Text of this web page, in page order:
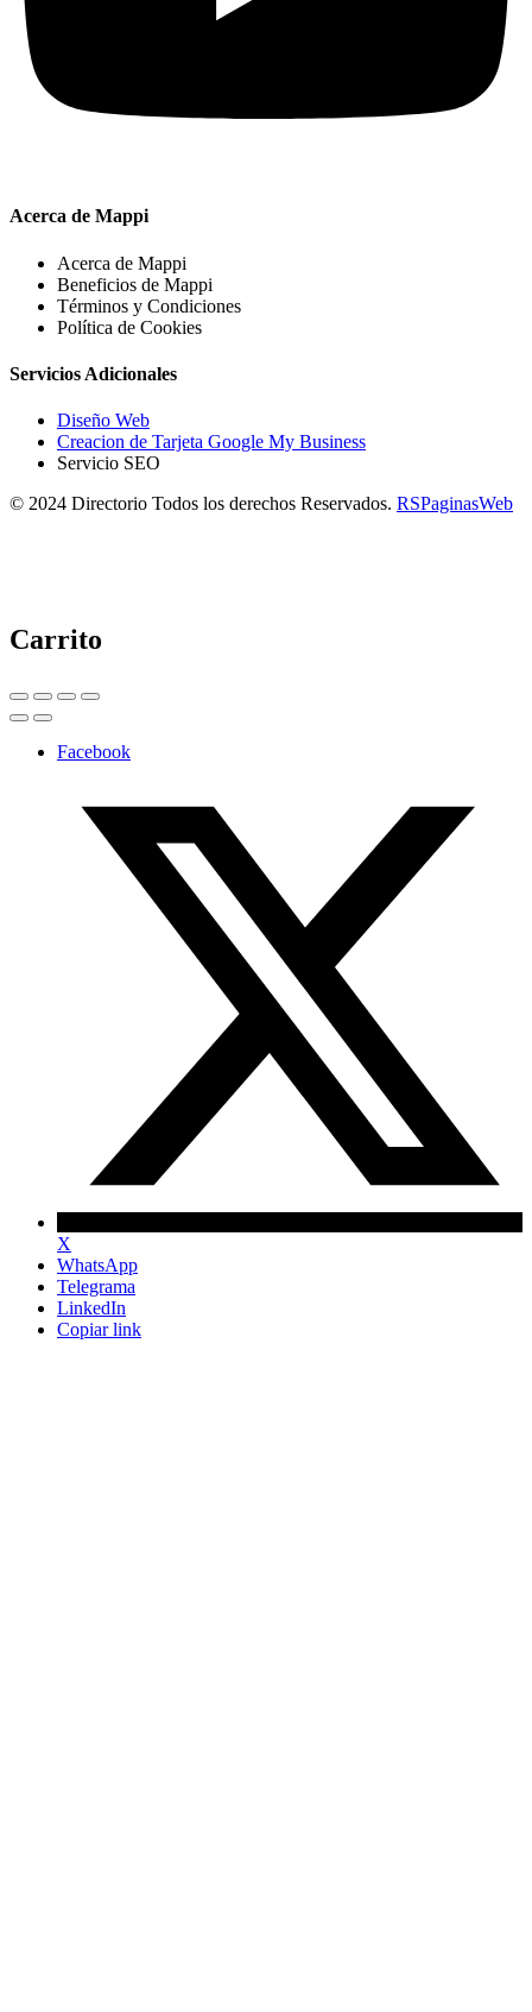
Acerca de Mappi
Acerca de Mappi
Beneficios de Mappi
Términos y Condiciones
Política de Cookies
Servicios Adicionales
Diseño Web
Creacion de Tarjeta Google My Business
Servicio SEO
© 2024 Directorio Todos los derechos Reservados. RSPaginasWeb
Carrito
Facebook
X
WhatsApp
Telegrama
LinkedIn
Copiar link